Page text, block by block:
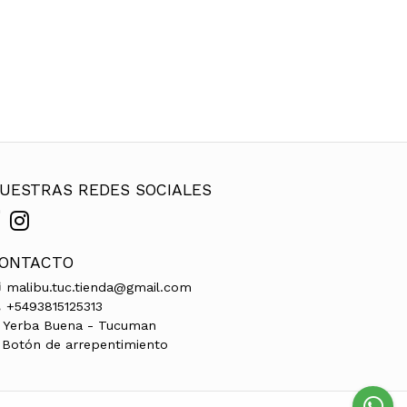
REDES SOCIALES
malibu.tuc.tienda@gmail.com
+5493815125313
Yerba Buena - Tucuman
de arrepentimiento